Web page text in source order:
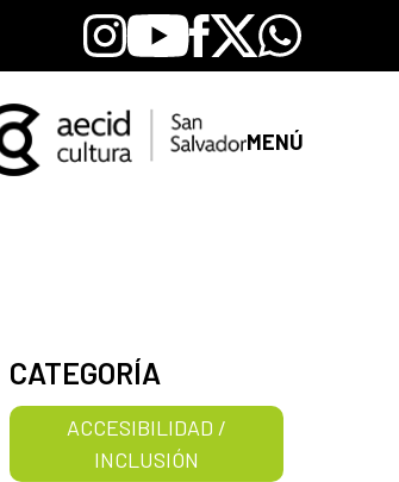
Instagram
YoutubeFacebook
X Whatsapp
MENÚ
CATEGORÍA
ACCESIBILIDAD /
INCLUSIÓN